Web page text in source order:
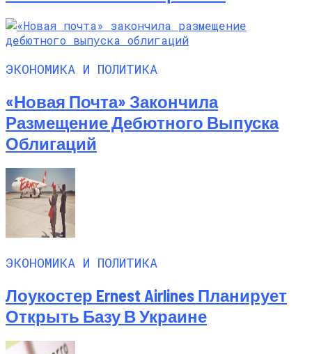
ЭКОНОМИКА И ПОЛИТИКА
«Новая Почта» Закончила
Размещение Дебютного Выпуска
Облигаций
ЭКОНОМИКА И ПОЛИТИКА
Лоукостер Ernest Airlines Планирует
Открыть Базу В Украине